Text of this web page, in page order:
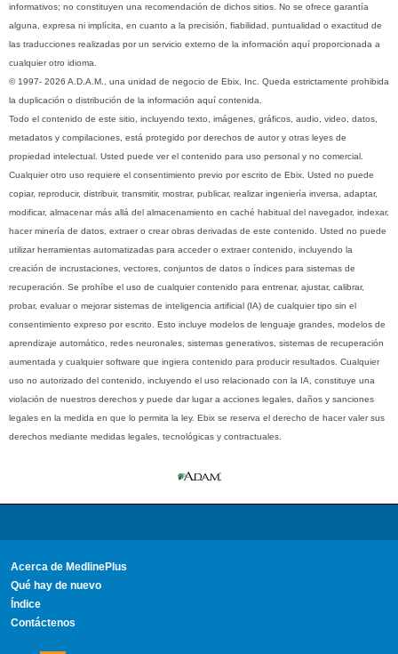
informativos; no constituyen una recomendación de dichos sitios. No se ofrece garantía
alguna, expresa ni implícita, en cuanto a la precisión, fiabilidad, puntualidad o exactitud de
las traducciones realizadas por un servicio externo de la información aquí proporcionada a
cualquier otro idioma.
© 1997- 2026 A.D.A.M., una unidad de negocio de Ebix, Inc. Queda estrictamente prohibida
la duplicación o distribución de la información aquí contenida.
Todo el contenido de este sitio, incluyendo texto, imágenes, gráficos, audio, video, datos,
metadatos y compilaciones, está protegido por derechos de autor y otras leyes de
propiedad intelectual. Usted puede ver el contenido para uso personal y no comercial.
Cualquier otro uso requiere el consentimiento previo por escrito de Ebix. Usted no puede
copiar, reproducir, distribuir, transmitir, mostrar, publicar, realizar ingeniería inversa, adaptar,
modificar, almacenar más allá del almacenamiento en caché habitual del navegador, indexar,
hacer minería de datos, extraer o crear obras derivadas de este contenido. Usted no puede
utilizar herramientas automatizadas para acceder o extraer contenido, incluyendo la
creación de incrustaciones, vectores, conjuntos de datos o índices para sistemas de
recuperación. Se prohíbe el uso de cualquier contenido para entrenar, ajustar, calibrar,
probar, evaluar o mejorar sistemas de inteligencia artificial (IA) de cualquier tipo sin el
consentimiento expreso por escrito. Esto incluye modelos de lenguaje grandes, modelos de
aprendizaje automático, redes neuronales, sistemas generativos, sistemas de recuperación
aumentada y cualquier software que ingiera contenido para producir resultados. Cualquier
uso no autorizado del contenido, incluyendo el uso relacionado con la IA, constituye una
violación de nuestros derechos y puede dar lugar a acciones legales, daños y sanciones
legales en la medida en que lo permita la ley. Ebix se reserva el derecho de hacer valer sus
derechos mediante medidas legales, tecnológicas y contractuales.
Acerca de MedlinePlus
Qué hay de nuevo
Índice
Contáctenos